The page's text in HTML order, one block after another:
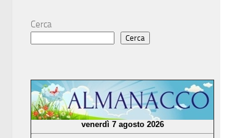
Cerca
Cerca